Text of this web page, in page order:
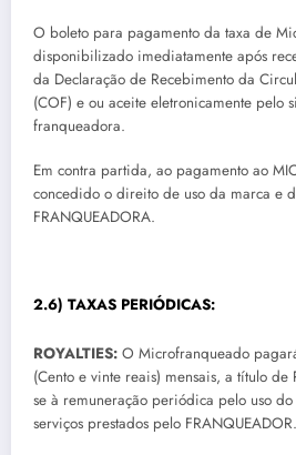
O boleto para pagamento da taxa de
disponibilizado imediatamente após
da Declaração de Recebimento da
(COF) e ou aceite eletronicamente pelo
franqueadora.
Em contra partida, ao pagamento ao
concedido o direito de uso da marca e
FRANQUEADORA.
2.6) TAXAS PERIÓDICAS:
ROYALTIES: O Microfranqueado
(Cento e vinte reais) mensais, a título
se à remuneração periódica pelo uso
serviços prestados pelo FRANQUEADOR.